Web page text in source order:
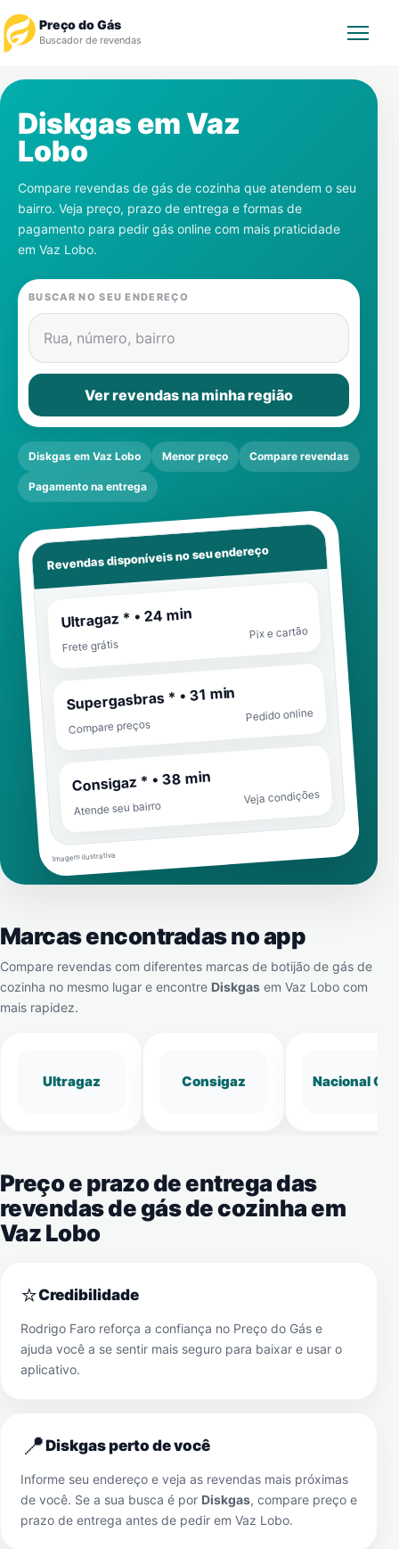
Preço do Gás
Buscador de revendas
Revendedor
Notícias
Cadastre-se
Gás
Contatos
Diskgas em Vaz
Lobo
Compare revendas de gás de cozinha que atendem o seu
bairro. Veja preço, prazo de entrega e formas de
pagamento para pedir gás online com mais praticidade
em Vaz Lobo.
BUSCAR NO SEU ENDEREÇO
Rua, número, bairro
Ver revendas na minha região
Diskgas em Vaz Lobo Menor preço Compare revendas
Pagamento na entrega
Revendas disponíveis no seu endereço
Ultragaz * • 24 min
Frete grátis
Pix e cartão
Supergasbras * • 31 min
Compare preços
Pedido online
Consigaz * • 38 min
Atende seu bairro
Veja condições
Imagem ilustrativa
Marcas encontradas no app
Compare revendas com diferentes marcas de botijão de gás de
cozinha no mesmo lugar e encontre Diskgas em Vaz Lobo com
mais rapidez.
Ultragaz Consigaz Nacional Gás
Preço e prazo de entrega das
revendas de gás de cozinha em
Vaz Lobo
⭐Credibilidade
Rodrigo Faro reforça a confiança no Preço do Gás e
ajuda você a se sentir mais seguro para baixar e usar o
aplicativo.
📍Diskgas perto de você
Informe seu endereço e veja as revendas mais próximas
de você. Se a sua busca é por Diskgas, compare preço e
prazo de entrega antes de pedir em Vaz Lobo.